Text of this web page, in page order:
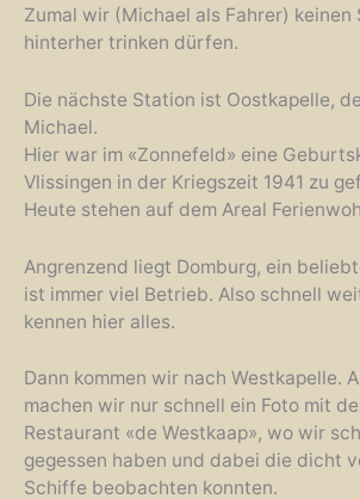
Zumal wir (Michael als Fahrer) keinen
hinterher trinken dürfen.
Die nächste Station ist Oostkapelle,
Michael.
Hier war im «Zonnefeld» eine
Vlissingen in der Kriegszeit 1941 zu
Heute stehen auf dem Areal
Angrenzend liegt Domburg, ein
ist immer viel Betrieb. Also schnell
kennen hier alles.
Dann kommen wir nach Westkapelle.
machen wir nur schnell ein Foto mit
Restaurant «de Westkaap», wo wir
gegessen haben und dabei die dicht
Schiffe beobachten konnten.